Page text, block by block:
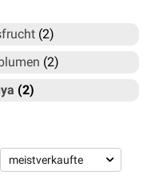
(2)
(2)
(2)